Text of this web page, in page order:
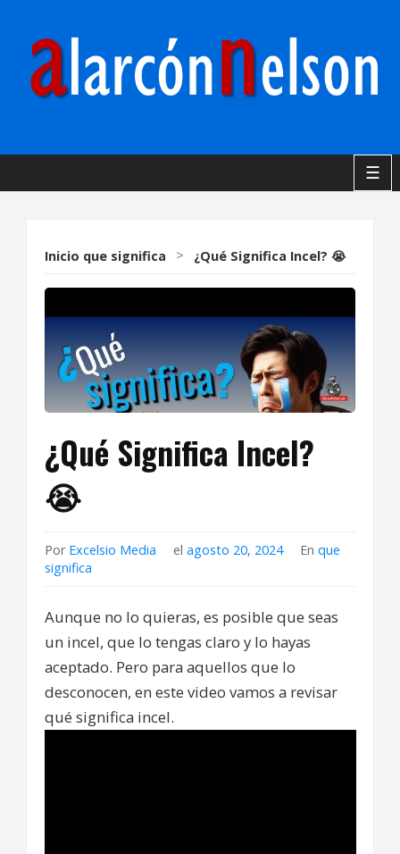
☰
Inicio que significa > ¿Qué Significa Incel? 😭
¿Qué Significa Incel?
😭
Por Excelsio Media elagosto 20, 2024 Enque
significa
Aunque no lo quieras, es posible que seas
un incel, que lo tengas claro y lo hayas
aceptado. Pero para aquellos que lo
desconocen, en este video vamos a revisar
qué significa incel.